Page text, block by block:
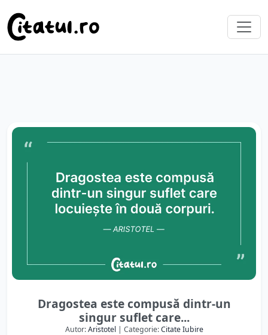
Dragostea este compusă dintr-un
singur suflet care...
Autor:Aristotel| Categorie:Citate Iubire